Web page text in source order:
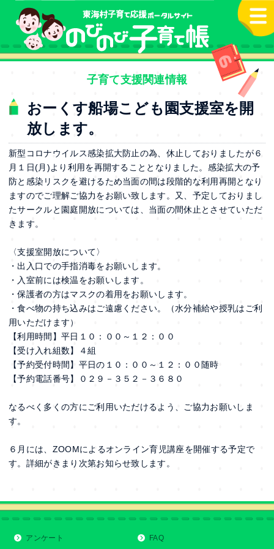
本文へ
子育て支援関連情報
おーくす船場こども園支援室を開
放します。
新型コロナウイルス感染拡大防止の為、休止しておりましたが６
月１日(月)より利用を再開することとなりました。感染拡大の予
防と感染リスクを避けるため当面の間は段階的な利用再開となり
ますのでご理解ご協力をお願い致します。又、予定しておりまし
たサークルと園庭開放については、当面の間休止とさせていただ
きます。
〈支援室開放について〉
・出入口での手指消毒をお願いします。
・入室前には検温をお願いします。
・保護者の方はマスクの着用をお願いします。
・食べ物の持ち込みはご遠慮ください。（水分補給や授乳はご利
用いただけます）
【利用時間】平日１０：００～１２：００
【受け入れ組数】４組
【予約受付時間】平日の１０：００～１２：００随時
【予約電話番号】０２９－３５２－３６８０
なるべく多くの方にご利用いただけるよう、ご協力お願いしま
す。
６月には、ZOOMによるオンライン育児講座を開催する予定で
す。詳細がきまり次第お知らせ致します。
アンケート FAQ